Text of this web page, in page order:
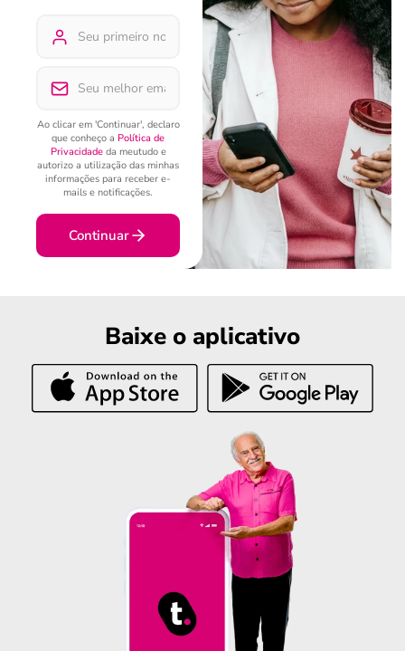
Ao clicar em 'Continuar', declaro
que conheço a Política de
Privacidadeda meutudo e
autorizo a utilização das minhas
informações para receber e-
mails e notificações.
Continuar
Baixe o aplicativo